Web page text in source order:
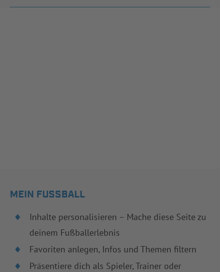
MEIN FUSSBALL
Inhalte personalisieren – Mache diese Seite zu
deinem Fußballerlebnis
Favoriten anlegen, Infos und Themen filtern
Präsentiere dich als Spieler, Trainer oder